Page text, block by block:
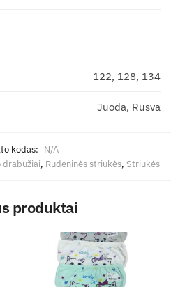
122, 128, 134
Juoda, Rusva
kodas: N/A
drabužiai, Rudeninės striukės, Striukės
produktai